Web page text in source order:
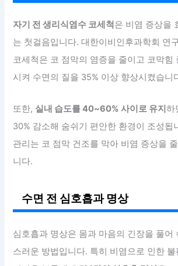
자기 전 생리식염수 코세척 은 비염 증상을
는 첫걸음입니다. 대한이비인후과학회 연
코세척은 코 점막의 염증을 줄이고 코막힘
시켜 수면의 질을 35% 이상 향상시켰습니
또한, 실내 습도를 40~60% 사이로 유지하
30% 감소해 숨쉬기 편안한 환경이 조성됩
관리는 코 점막 건조를 막아 비염 증상을
니다.
수면 전 심호흡과 명상
심호흡과 명상은 몸과 마음의 긴장을 풀어
스러운 방법입니다. 특히 비염으로 인한